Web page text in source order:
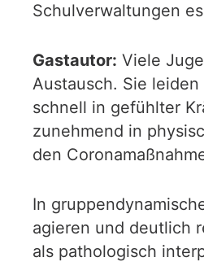
Schulverwaltungen
Gastautor: Viele
Austausch. Sie
schnell in gefühlter
zunehmend in
den
In
agieren und deutlich
als pathologisch